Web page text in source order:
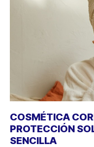
COSMÉTICA
PROTECCIÓN
SENCILLA